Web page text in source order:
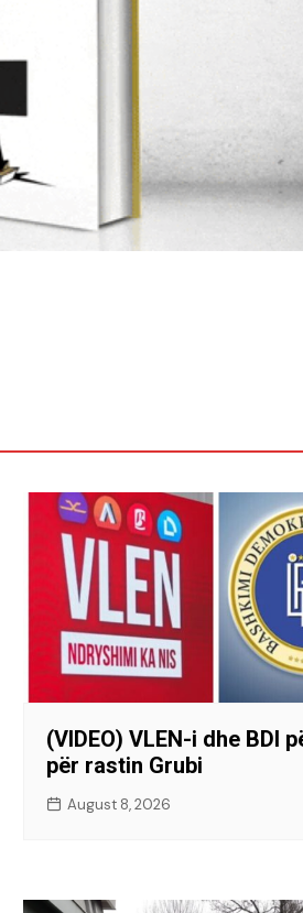
(VIDEO) VLEN-i dhe BDI
për rastin Grubi
August 8, 2026